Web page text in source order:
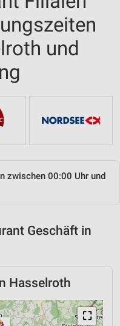
und
zwischen 00:00 Uhr und
Geschäft in
Hasselroth
⛶